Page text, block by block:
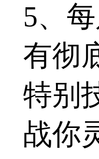
5、
有彻
特别
战你